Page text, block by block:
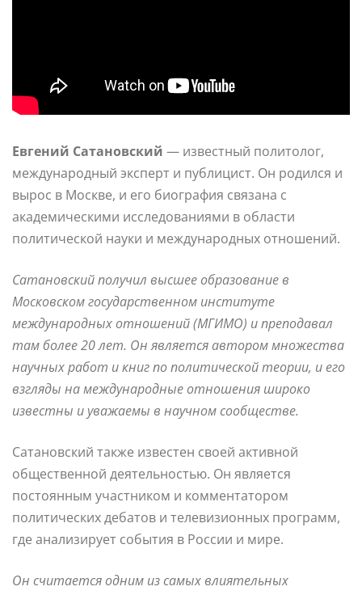
Евгений Сатановский — известный политолог,
международный эксперт и публицист. Он родился и
вырос в Москве, и его биография связана с
академическими исследованиями в области
политической науки и международных отношений.
Сатановский получил высшее образование в
Московском государственном институте
международных отношений (МГИМО) и преподавал
там более 20 лет. Он является автором множества
научных работ и книг по политической теории, и его
взгляды на международные отношения широко
известны и уважаемы в научном сообществе.
Сатановский также известен своей активной
общественной деятельностью. Он является
постоянным участником и комментатором
политических дебатов и телевизионных программ,
где анализирует события в России и мире.
Он считается одним из самых влиятельных